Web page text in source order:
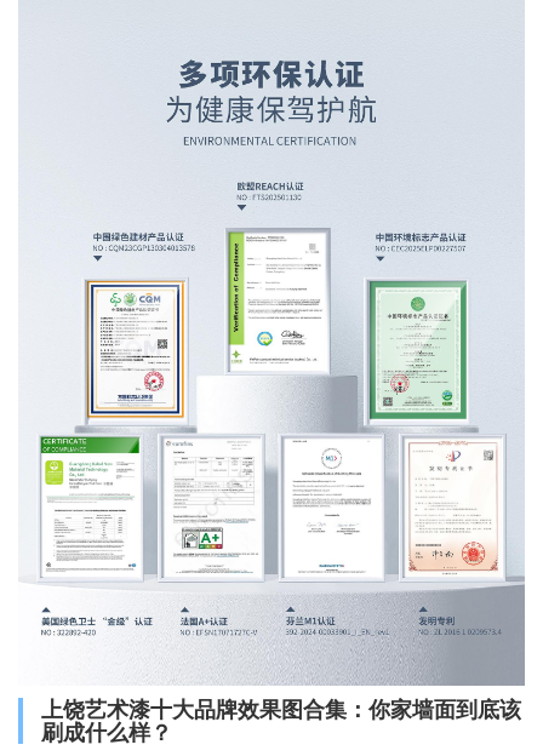
上饶艺术漆十大品牌效果图合集：你家墙面到底该
刷成什么样？